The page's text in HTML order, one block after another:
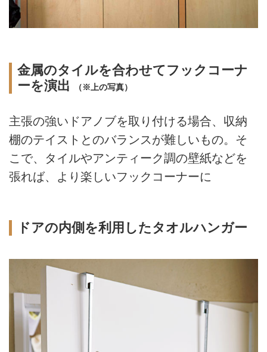
金属のタイルを合わせてフックコーナ
ーを演出
（※上の写真）
主張の強いドアノブを取り付ける場合、収納
棚のテイストとのバランスが難しいもの。そ
こで、タイルやアンティーク調の壁紙などを
張れば、より楽しいフックコーナーに
ドアの内側を利用したタオルハンガー